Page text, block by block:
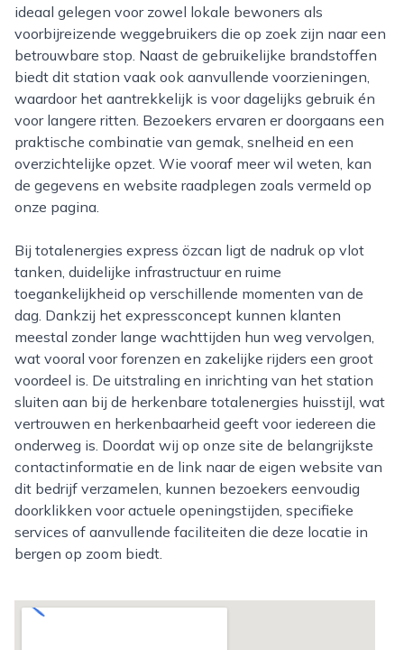
ideaal gelegen voor zowel lokale bewoners als
voorbijreizende weggebruikers die op zoek zijn naar een
betrouwbare stop. Naast de gebruikelijke brandstoffen
biedt dit station vaak ook aanvullende voorzieningen,
waardoor het aantrekkelijk is voor dagelijks gebruik én
voor langere ritten. Bezoekers ervaren er doorgaans een
praktische combinatie van gemak, snelheid en een
overzichtelijke opzet. Wie vooraf meer wil weten, kan
de gegevens en website raadplegen zoals vermeld op
onze pagina.
Bij totalenergies express özcan ligt de nadruk op vlot
tanken, duidelijke infrastructuur en ruime
toegankelijkheid op verschillende momenten van de
dag. Dankzij het expressconcept kunnen klanten
meestal zonder lange wachttijden hun weg vervolgen,
wat vooral voor forenzen en zakelijke rijders een groot
voordeel is. De uitstraling en inrichting van het station
sluiten aan bij de herkenbare totalenergies huisstijl, wat
vertrouwen en herkenbaarheid geeft voor iedereen die
onderweg is. Doordat wij op onze site de belangrijkste
contactinformatie en de link naar de eigen website van
dit bedrijf verzamelen, kunnen bezoekers eenvoudig
doorklikken voor actuele openingstijden, specifieke
services of aanvullende faciliteiten die deze locatie in
bergen op zoom biedt.